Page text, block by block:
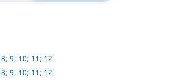
; 9; 10; 11; 12
; 9; 10; 11; 12